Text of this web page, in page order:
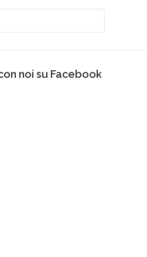
noi su Facebook